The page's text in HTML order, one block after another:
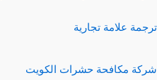
ترجمة علامة تجارية
شركة مكافحة حشرات الكويت